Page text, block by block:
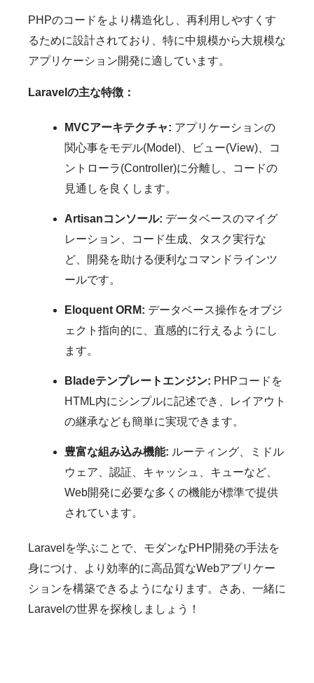
PHPのコードをより構造化し、再利用しやすくす
るために設計されており、特に中規模から大規模な
アプリケーション開発に適しています。
Laravelの主な特徴：
MVCアーキテクチャ: アプリケーションの
関心事をモデル(Model)、ビュー(View)、コ
ントローラ(Controller)に分離し、コードの
見通しを良くします。
Artisanコンソール: データベースのマイグ
レーション、コード生成、タスク実行な
ど、開発を助ける便利なコマンドラインツ
ールです。
Eloquent ORM: データベース操作をオブジ
ェクト指向的に、直感的に行えるようにし
ます。
Bladeテンプレートエンジン: PHPコードを
HTML内にシンプルに記述でき、レイアウト
の継承なども簡単に実現できます。
豊富な組み込み機能: ルーティング、ミドル
ウェア、認証、キャッシュ、キューなど、
Web開発に必要な多くの機能が標準で提供
されています。
Laravelを学ぶことで、モダンなPHP開発の手法を
身につけ、より効率的に高品質なWebアプリケー
ションを構築できるようになります。さあ、一緒に
Laravelの世界を探検しましょう！